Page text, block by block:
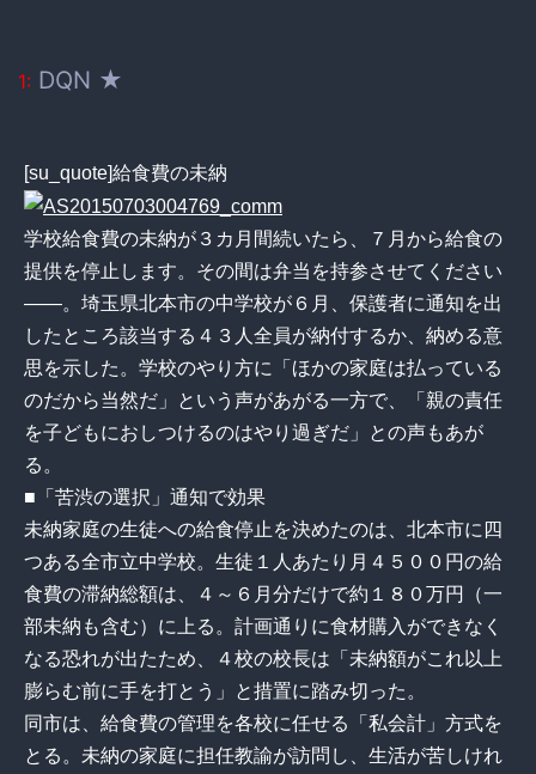
1: DQN ★
[su_quote]給食費の未納
学校給食費の未納が３カ月間続いたら、７月から給食の
提供を停止します。その間は弁当を持参させてください
――。埼玉県北本市の中学校が６月、保護者に通知を出
したところ該当する４３人全員が納付するか、納める意
思を示した。学校のやり方に「ほかの家庭は払っている
のだから当然だ」という声があがる一方で、「親の責任
を子どもにおしつけるのはやり過ぎだ」との声もあが
る。
■「苦渋の選択」通知で効果
未納家庭の生徒への給食停止を決めたのは、北本市に四
つある全市立中学校。生徒１人あたり月４５００円の給
食費の滞納総額は、４～６月分だけで約１８０万円（一
部未納も含む）に上る。計画通りに食材購入ができなく
なる恐れが出たため、４校の校長は「未納額がこれ以上
膨らむ前に手を打とう」と措置に踏み切った。
同市は、給食費の管理を各校に任せる「私会計」方式を
とる。未納の家庭に担任教諭が訪問し、生活が苦しけれ